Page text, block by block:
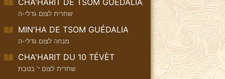
CHA'HARIT DE TSOM GUÉDALIA
שחרית לצום גדלי-ה
MIN'HA DE TSOM GUÉDALIA
מנחה לצום גדלי-ה
CHA'HARIT DU 10 TÉVÈT
שחרית לצום י' בטבת